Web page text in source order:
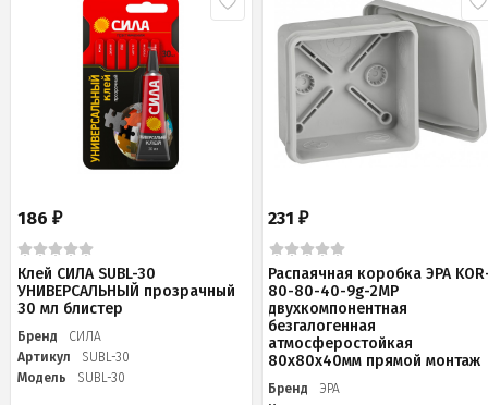
186 ₽
Клей СИЛА SUBL-30
УНИВЕРСАЛЬНЫЙ прозрачный
30 мл блистер
Бренд
СИЛА
Артикул
SUBL-30
Модель
SUBL-30
231₽
Распаячная коробка ЭРА
80-80-40-9g-2MP
двухкомпонентная
безгалогенная
атмосферостойкая
80х80х40мм прямой монтаж
Бренд
ЭРА